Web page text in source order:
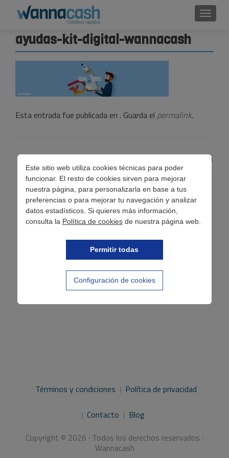
Este sitio web utiliza cookies técnicas para poder
funcionar. El resto de cookies sirven para mejorar
nuestra página, para personalizarla en base a tus
preferencias o para mejorar tu navegación y analizar
datos estadísticos. Si quieres más información,
consulta la Política de cookiesde nuestra página web.
Permitir todas
Configuración de cookies
ayudas-kit-digital-wannacash
Esta entrada fue publicada en . Guarda el permalink.
Navegación
de
entradas
←
Kit digital, ¿qué es y cómo aprovechar las ayudas para
digitalizar tu negocio?
Términos y condiciones Política de privacidad
Contacto
Blog
Copyright © 2026 · Todos los derechos reservados ·
Wannacash